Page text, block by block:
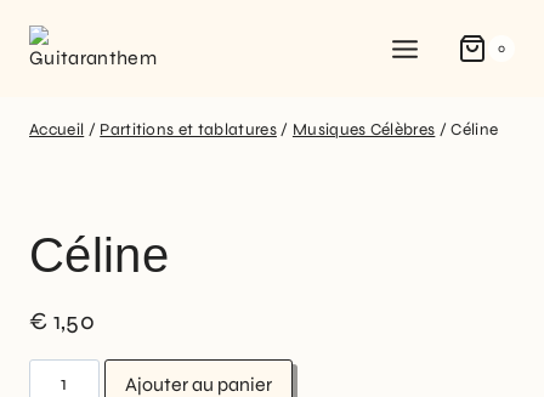
0
Accueil / Partitions et tablatures / Musiques Célèbres / Céline
Céline
€ 1,50
Ajouter au panier